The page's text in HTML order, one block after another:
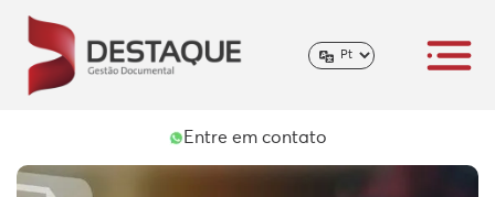
Entre em contato